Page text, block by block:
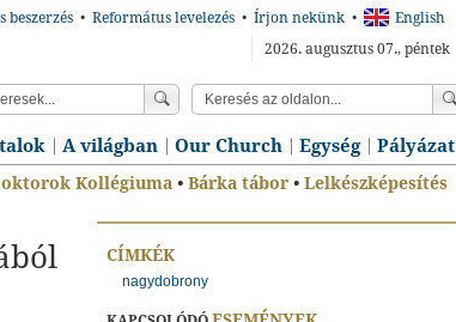
beszerzés • Református levelezés • Írjon nekünk •
English
2026. augusztus 07., péntek
A világban Our Church Egység Pályázat
Kollégiuma • Bárka tábor • Lelkészképesítés
CÍMKÉK
nagydobrony